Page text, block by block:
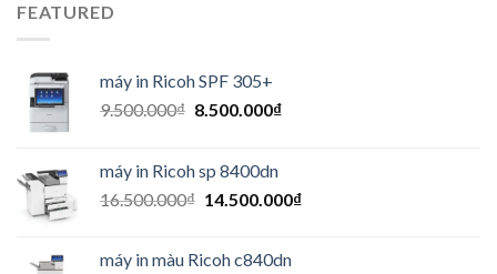
FEATURED
máy in Ricoh SPF 305+
9.500.000₫ 8.500.000₫
máy in Ricoh sp 8400dn
16.500.000₫ 14.500.000₫
máy in màu Ricoh c840dn